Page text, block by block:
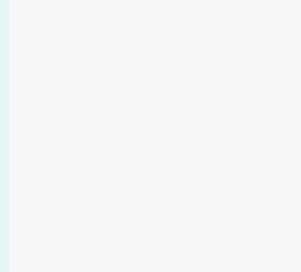
Một vị trí hiếm còn lại tại X1
Một góc tái định cư X1 Đông